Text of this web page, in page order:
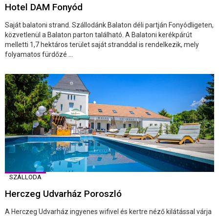
Hotel DAM Fonyód
Saját balatoni strand. Szállodánk Balaton déli partján Fonyódligeten,
közvetlenül a Balaton parton található. A Balatoni kerékpárút
melletti 1,7 hektáros terület saját stranddal is rendelkezik, mely
folyamatos fürdőzé ...
SZÁLLODA
Herczeg Udvarház Poroszló
A Herczeg Udvarház ingyenes wifivel és kertre néző kilátással várja